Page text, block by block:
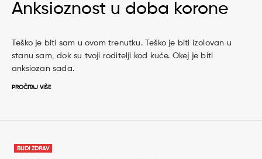
Anksioznost u doba korone
Teško je biti sam u ovom trenutku. Teško je biti izolovan u
stanu sam, dok su tvoji roditelji kod kuće. Okej je biti
anksiozan sada.
PROČITAJ VIŠE
BUDI ZDRAV